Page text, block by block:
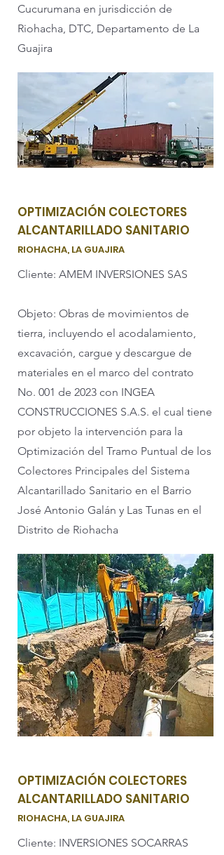
Cucurumana en jurisdicción de
Riohacha, DTC, Departamento de La
Guajira
OPTIMIZACIÓN COLECTORES
ALCANTARILLADO SANITARIO
RIOHACHA, LA GUAJIRA
Cliente: AMEM INVERSIONES SAS
Objeto: Obras de movimientos de
tierra, incluyendo el acodalamiento,
excavación, cargue y descargue de
materiales en el marco del contrato
No. 001 de 2023 con INGEA
CONSTRUCCIONES S.A.S. el cual tiene
por objeto la intervención para la
Optimización del Tramo Puntual de los
Colectores Principales del Sistema
Alcantarillado Sanitario en el Barrio
José Antonio Galán y Las Tunas en el
Distrito de Riohacha
OPTIMIZACIÓN COLECTORES
ALCANTARILLADO SANITARIO
RIOHACHA, LA GUAJIRA
Cliente: INVERSIONES SOCARRAS